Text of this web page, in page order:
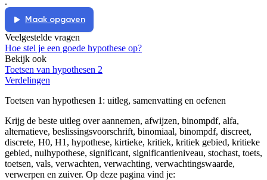
Maak opgaven
Veelgestelde vragen
Hoe stel je een goede hypothese op?
Bekijk ook
Toetsen van hypothesen 2
Verdelingen
Toetsen van hypothesen 1 : uitleg, samenvatting en oefenen
Krijg de beste uitleg over aannemen, afwijzen, binompdf, alfa,
alternatieve, beslissingsvoorschrift, binomiaal, binompdf, discreet,
discrete, H0, H1, hypothese, kirtieke, kritiek, kritiek gebied, kritieke
gebied, nulhypothese, significant, significantieniveau, stochast, toets,
toetsen, vals, verwachten, verwachting, verwachtingswaarde,
verwerpen en zuiver. Op deze pagina vind je: